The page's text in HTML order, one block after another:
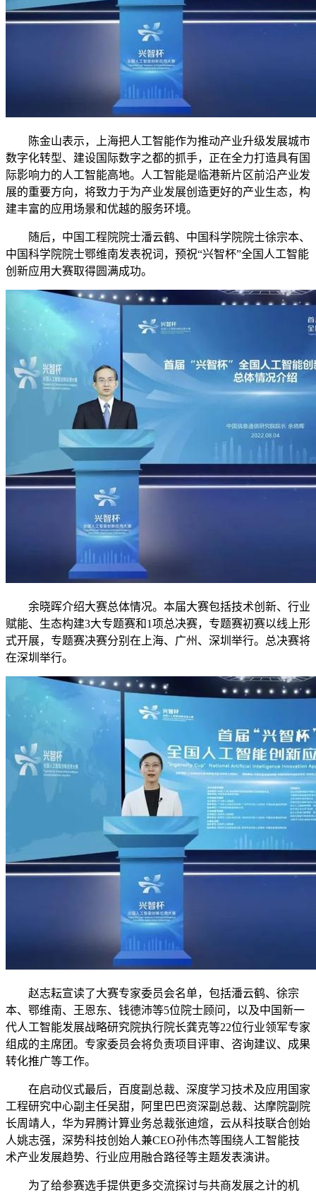
陈金山表示，上海把人工智能作为推动产业升级发展城市
数字化转型、建设国际数字之都的抓手，正在全力打造具有国
际影响力的人工智能高地。人工智能是临港新片区前沿产业发
展的重要方向，将致力于为产业发展创造更好的产业生态，构
建丰富的应用场景和优越的服务环境。
随后，中国工程院院士潘云鹤、中国科学院院士徐宗本、
中国科学院院士鄂维南发表祝词，预祝“兴智杯”全国人工智能
创新应用大赛取得圆满成功。
余晓晖介绍大赛总体情况。本届大赛包括技术创新、行业
赋能、生态构建3大专题赛和1项总决赛，专题赛初赛以线上形
式开展，专题赛决赛分别在上海、广州、深圳举行。总决赛将
在深圳举行。
赵志耘宣读了大赛专家委员会名单，包括潘云鹤、徐宗
本、鄂维南、王恩东、钱德沛等5位院士顾问，以及中国新一
代人工智能发展战略研究院执行院长龚克等22位行业领军专家
组成的主席团。专家委员会将负责项目评审、咨询建议、成果
转化推广等工作。
在启动仪式最后，百度副总裁、深度学习技术及应用国家
工程研究中心副主任吴甜，阿里巴巴资深副总裁、达摩院副院
长周靖人，华为昇腾计算业务总裁张迪煊，云从科技联合创始
人姚志强，深势科技创始人兼CEO孙伟杰等围绕人工智能技
术产业发展趋势、行业应用融合路径等主题发表演讲。
为了给参赛选手提供更多交流探讨与共商发展之计的机